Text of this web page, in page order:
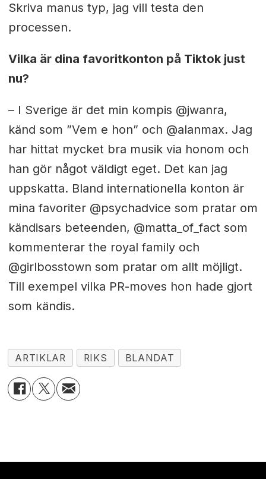
Skriva manus typ, jag vill testa den
processen.
Vilka är dina favoritkonton på Tiktok just
nu?
– I Sverige är det min kompis @jwanra,
känd som ”Vem e hon” och @alanmax. Jag
har hittat mycket bra musik via honom och
han gör något väldigt eget. Det kan jag
uppskatta. Bland internationella konton är
mina favoriter @psychadvice som pratar om
kändisars beteenden, @matta_of_fact som
kommenterar the royal family och
@girlbosstown som pratar om allt möjligt.
Till exempel vilka PR-moves hon hade gjort
som kändis.
ARTIKLAR RIKS BLANDAT